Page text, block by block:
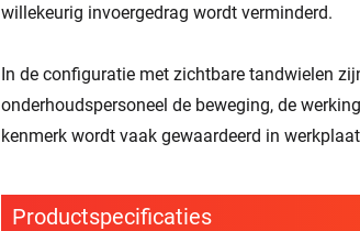
willekeurig invoergedrag wordt verminderd.
In de configuratie met zichtbare tandwielen
onderhoudspersoneel de beweging, de
kenmerk wordt vaak gewaardeerd in
Productspecificaties